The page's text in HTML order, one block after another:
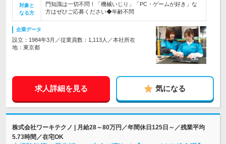
対象と
なる方
門知識は一切不問！「機械いじり」「PC・ゲームが好き」な
方はぜひご応募ください◆年齢不問
企業データ
設立：1984年3月／従業員数：1,113人／本社所在
地：東京都
求人詳細を見る 気になる
株式会社ワーキテクノ | 月給28～80万円／年間休日125日～／残業平均
5.73時間／在宅OK